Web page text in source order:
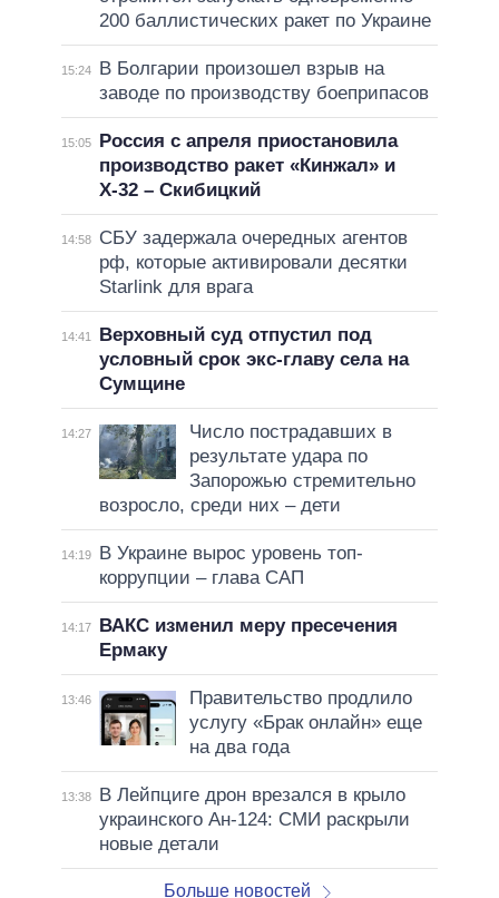
200 баллистических ракет по Украине
15:24
В Болгарии произошел взрыв на
заводе по производству боеприпасов
15:05
Россия с апреля приостановила
производство ракет «Кинжал» и
Х-32 – Скибицкий
14:58
СБУ задержала очередных агентов
рф, которые активировали десятки
Starlink для врага
14:41
Верховный суд отпустил под
условный срок экс-главу села на
Сумщине
14:27
Число пострадавших в
результате удара по
Запорожью стремительно
возросло, среди них – дети
14:19
В Украине вырос уровень топ-
коррупции – глава САП
14:17
ВАКС изменил меру пресечения
Ермаку
13:46
Правительство продлило
услугу «Брак онлайн» еще
на два года
13:38
В Лейпциге дрон врезался в крыло
украинского Ан-124: СМИ раскрыли
новые детали
Больше новостей